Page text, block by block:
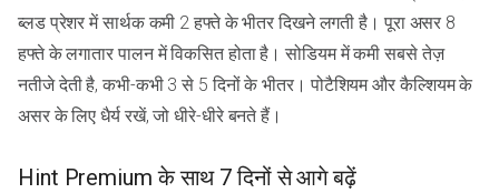
ब्लड प्रेशर में सार्थक कमी 2 हफ्ते के भीतर दिखने लगती है। पूरा असर 8
हफ्ते के लगातार पालन में विकसित होता है। सोडियम में कमी सबसे तेज़
नतीजे देती है, कभी-कभी 3 से 5 दिनों के भीतर। पोटैशियम और कैल्शियम के
असर के लिए धैर्य रखें, जो धीरे-धीरे बनते हैं।
Hint Premium के साथ 7 दिनों से आगे बढ़ें